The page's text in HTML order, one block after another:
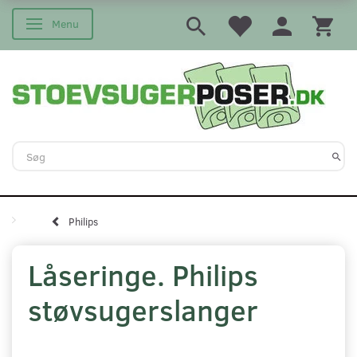
Skifte navigation
Menu
Philips
Låseringe. Philips
støvsugerslanger